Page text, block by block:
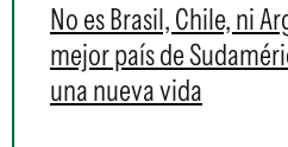
No es Brasil, Chile, ni
mejor país de
una nueva vida